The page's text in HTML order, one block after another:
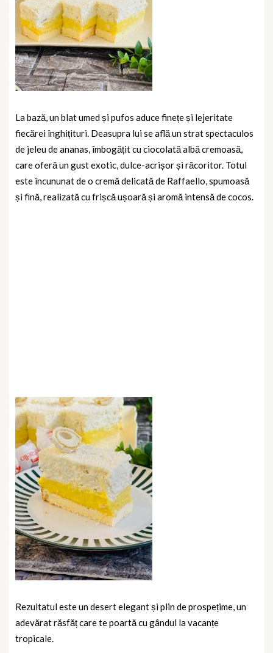
La bază, unblat umed și pufos aduce finețe și lejeritate
fiecărei înghițituri. Deasupra lui se află un strat spectaculos
de jeleu de ananas, îmbogățit cuciocolată albă cremoasă,
care oferă un gust exotic, dulce-acrișor și răcoritor. Totul
este încununat de o cremă delicată de Raffaello, spumoasă
și fină, realizată cu frișcă ușoară și aromă intensă de cocos.
Rezultatul este un desert elegant și plin de prospețime, un
adevărat răsfăț care te poartă cu gândul la vacanțe
tropicale.